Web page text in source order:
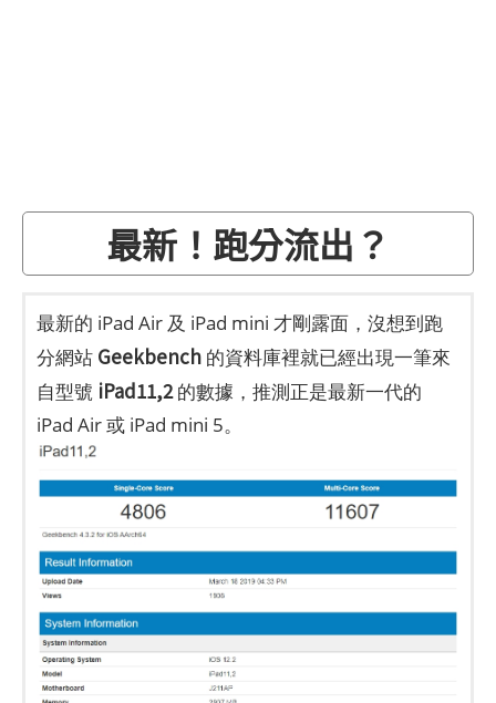
最新！跑分流出？
最新的 iPad Air 及 iPad mini 才剛露面，沒想到跑
分網站 Geekbench 的資料庫裡就已經出現一筆來
自型號 iPad11,2的數據，推測正是最新一代的
iPad Air 或 iPad mini 5。